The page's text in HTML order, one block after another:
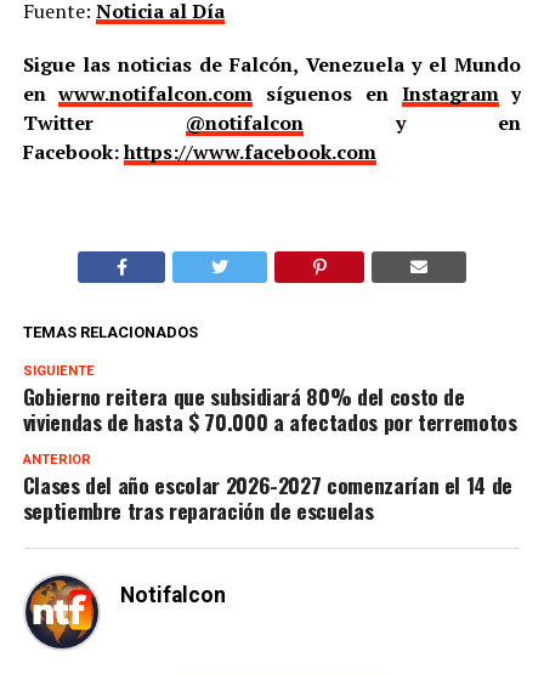
Fuente: Noticia al Día
Sigue las noticias de Falcón, Venezuela y el Mundo
enwww.notifalcon.com síguenos en Instagramy
Twitter @notifalcony en
Facebook:https://www.facebook.com
TEMAS RELACIONADOS
SIGUIENTE
Gobierno reitera que subsidiará 80% del costo de
viviendas de hasta $ 70.000 a afectados por terremotos
ANTERIOR
Clases del año escolar 2026-2027 comenzarían el 14 de
septiembre tras reparación de escuelas
Notifalcon